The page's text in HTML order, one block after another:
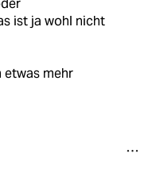
ist ja wohl nicht
etwas mehr